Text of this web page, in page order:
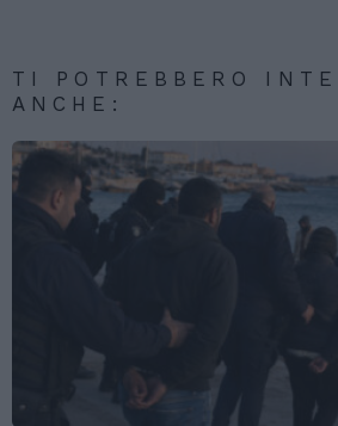
TI POTREBBERO
ANCHE: